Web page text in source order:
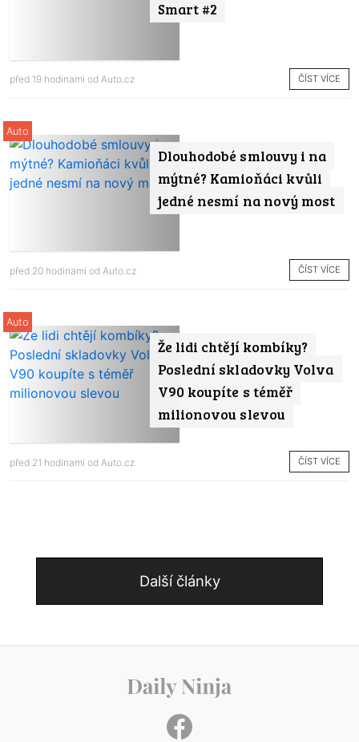
Smart #2
před 19 hodinami od Auto.cz ČÍST VÍCE
Dlouhodobé smlouvy i na
mýtné? Kamioňáci kvůli
jedné nesmí na nový most
Auto
před 20 hodinami od Auto.cz ČÍST VÍCE
Že lidi chtějí kombíky?
Poslední skladovky Volva
V90 koupíte s téměř
milionovou slevou
Auto
před 21 hodinami od Auto.cz ČÍST VÍCE
Další články